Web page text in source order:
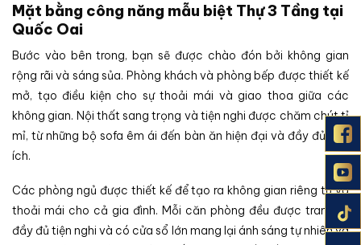
Mặt bằng công năng mẫu biệt Thự 3 Tầng tại
Quốc Oai
Bước vào bên trong, bạn sẽ được chào đón bởi không gian
rộng rãi và sáng sủa. Phòng khách và phòng bếp được thiết kế
mở, tạo điều kiện cho sự thoải mái và giao thoa giữa các
không gian. Nội thất sang trọng và tiện nghi được chăm chút tỉ
mỉ, từ những bộ sofa êm ái đến bàn ăn hiện đại và đầy đủ tiện
ích.
Các phòng ngủ được thiết kế để tạo ra không gian riêng tư và
thoải mái cho cả gia đình. Mỗi căn phòng đều được trang bị
đầy đủ tiện nghi và có cửa sổ lớn mang lại ánh sáng tự nhiên và